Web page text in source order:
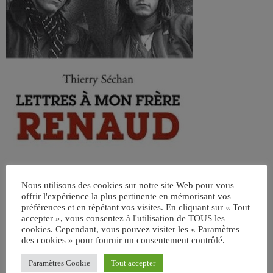
Nous utilisons des cookies sur notre site Web pour vous
offrir l'expérience la plus pertinente en mémorisant vos
préférences et en répétant vos visites. En cliquant sur « Tout
accepter », vous consentez à l'utilisation de TOUS les
cookies. Cependant, vous pouvez visiter les « Paramètres
des cookies » pour fournir un consentement contrôlé.
Paramètres Cookie Tout accepter